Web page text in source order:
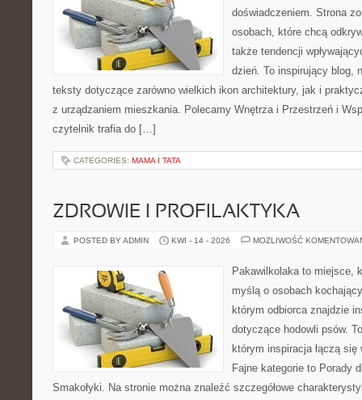
doświadczeniem. Strona
osobach, które chcą
także tendencji
dzień. To inspirujący blog,
teksty dotyczące zarówno wielkich ikon architektury, jak i
z urządzaniem mieszkania. Polecamy Wnętrza i Przestrzeń i
czytelnik trafia do […]
CATEGORIES: MAMA I TATA
ZDROWIE I PROFILAKTYKA
POSTED BY ADMIN KWI - 14 - 2026 MOŻLIWOŚĆ
Pakawilkolaka to miejsce,
myślą o osobach
którym odbiorca znajdzie
dotyczące hodowli psów.
którym inspiracja łączą
Fajne kategorie to Porady
Smakołyki. Na stronie można znaleźć szczegółowe